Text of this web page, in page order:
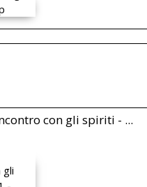
con gli spiriti - ...